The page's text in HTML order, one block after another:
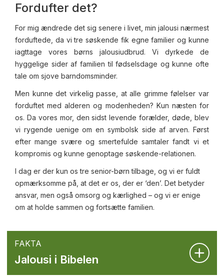
Fordufter det?
For mig ændrede det sig senere i livet, min jalousi nærmest
forduftede, da vi tre søskende fik egne familier og kunne
iagttage vores børns jalousiudbrud. Vi dyrkede de
hyggelige sider af familien til fødselsdage og kunne ofte
tale om sjove barndomsminder.
Men kunne det virkelig passe, at alle grimme følelser var
forduftet med alderen og modenheden? Kun næsten for
os. Da vores mor, den sidst levende forælder, døde, blev
vi rygende uenige om en symbolsk side af arven. Først
efter mange svære og smertefulde samtaler fandt vi et
kompromis og kunne genoptage søskende-relationen.
I dag er der kun os tre senior-børn tilbage, og vi er fuldt
opmærksomme på, at det er os, der er ‘den’. Det betyder
ansvar, men også omsorg og kærlighed – og vi er enige
om at holde sammen og fortsætte familien.
FAKTA
Jalousi i Bibelen